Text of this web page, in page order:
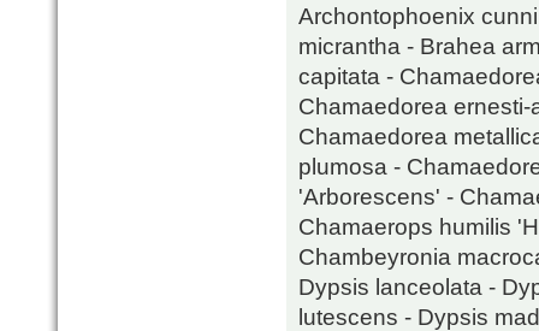
Archontophoenix
micrantha - Brahea
capitata -
Chamaedorea
Chamaedorea
plumosa -
'Arborescens' -
Chamaerops humilis
Chambeyronia
Dypsis lanceolata -
lutescens - Dypsis